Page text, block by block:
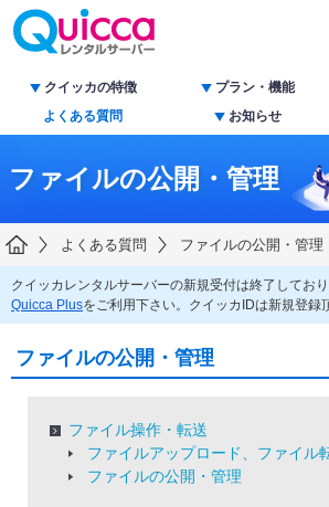
クイッカの特徴 プラン・機能
よくある質問
お知らせ
ファイルの公開・管理
よくある質問 ファイルの公開・管理
クイッカレンタルサーバーの新規受付は終了してお
Quicca Plusをご利用下さい。クイッカIDは新規登録
ファイルの公開・管理
ファイル操作・転送
ファイルアップロード、ファイル
ファイルの公開・管理